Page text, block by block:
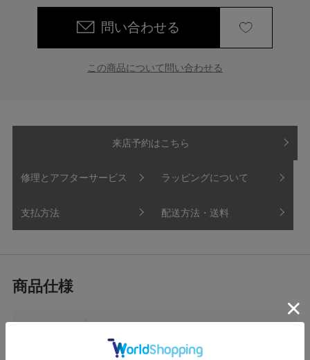
問い合わせる
この商品について問い合わせる
来店予約はこちら
修理とアフターサービス ラッピングについて
支払方法 配送方法・送料